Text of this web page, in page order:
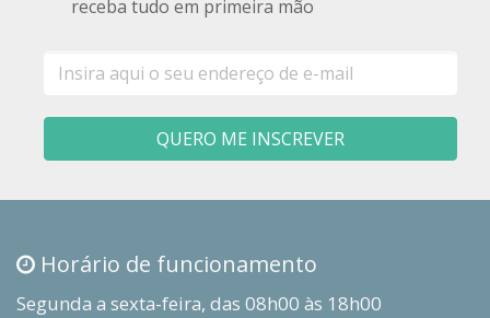
receba tudo em primeira mão
mail
QUERO ME INSCREVER
Horário de funcionamento
Segunda a sexta-feira, das 08h00 às 18h00